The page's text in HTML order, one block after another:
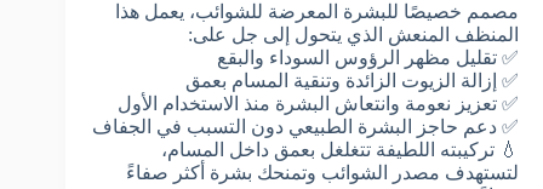
مصمم خصيصًا للبشرة المعرضة للشوائب، يعمل هذا
المنظف المنعش الذي يتحول إلى جل على:
✅ تقليل مظهر الرؤوس السوداء والبقع
✅ إزالة الزيوت الزائدة وتنقية المسام بعمق
✅ تعزيز نعومة وانتعاش البشرة منذ الاستخدام الأول
✅ دعم حاجز البشرة الطبيعي دون التسبب في الجفاف
💧 تركيبته اللطيفة تتغلغل بعمق داخل المسام،
لتستهدف مصدر الشوائب وتمنحك بشرة أكثر صفاءً